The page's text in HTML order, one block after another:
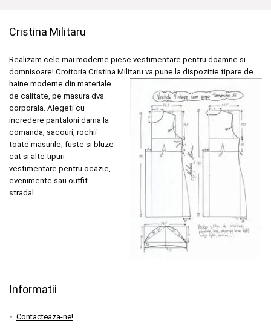
Cristina Militaru
Realizam cele mai moderne piese vestimentare pentru doamne si
domnisoare! Croitoria Cristina Militaru va pune la dispozitie tipare de
haine moderne din materiale
de calitate, pe masura dvs.
corporala. Alegeti cu
incredere pantaloni dama la
comanda, sacouri, rochii
toate masurile, fuste si bluze
cat si alte tipuri
vestimentare pentru ocazie,
evenimente sau outfit
stradal.
Informatii
Contacteaza-ne!